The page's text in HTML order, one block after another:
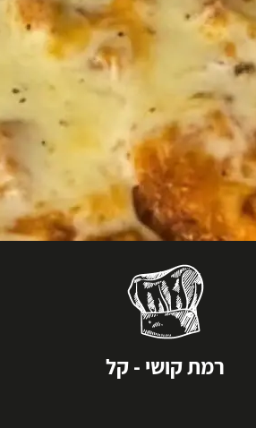
רמת קושי - קל